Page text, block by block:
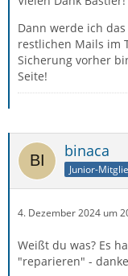
Dann werde ich
restlichen Mails im
Sicherung vorher
Seite!
binaca
Junior-
4. Dezember 2024 um
Weißt du was? Es
"reparieren" -